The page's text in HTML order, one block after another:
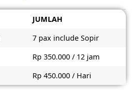
JUMLAH
7 pax include Sopir
Rp 350.000 / 12 jam
Rp 450.000 / Hari